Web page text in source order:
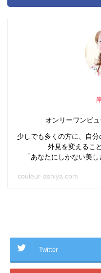
オンリーワンビ
少しでも多くの方に、自分
外見を変えるこ
「あなたにしかない美
couleur-ashiya.com
Twitter